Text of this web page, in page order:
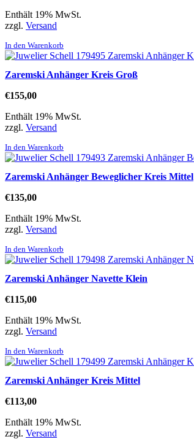
Enthält 19% MwSt.
zzgl. Versand
In den Warenkorb
Zaremski Anhänger Kreis Groß
€155,00
Enthält 19% MwSt.
zzgl. Versand
In den Warenkorb
Zaremski Anhänger Beweglicher Kreis Mittel
€135,00
Enthält 19% MwSt.
zzgl. Versand
In den Warenkorb
Zaremski Anhänger Navette Klein
€115,00
Enthält 19% MwSt.
zzgl. Versand
In den Warenkorb
Zaremski Anhänger Kreis Mittel
€113,00
Enthält 19% MwSt.
zzgl. Versand